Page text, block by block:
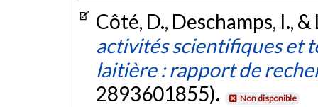
Côté, D., Deschamps, I.,
activités scientifiques et
laitière : rapport de
2893601855).
Non disponible